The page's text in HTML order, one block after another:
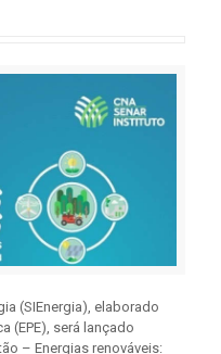
(SIEnergia), elaborado
(EPE), será lançado
– Energias renováveis: